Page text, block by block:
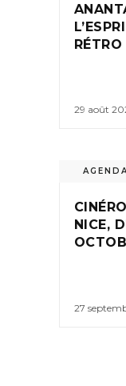
RÉTRO
29 août
NICE,
27